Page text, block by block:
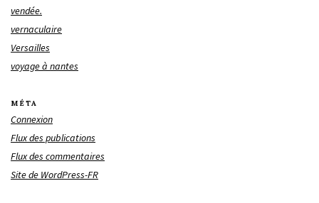
vendée.
vernaculaire
Versailles
voyage à nantes
MÉTA
Connexion
Flux des publications
Flux des commentaires
Site de WordPress-FR